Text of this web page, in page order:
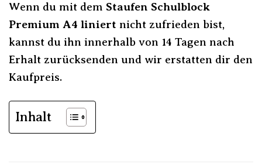
Wenn du mit dem Staufen Schulblock
Premium A4 liniert nicht zufrieden bist,
kannst du ihn innerhalb von 14 Tagen nach
Erhalt zurücksenden und wir erstatten dir den
Kaufpreis.
Inhalt